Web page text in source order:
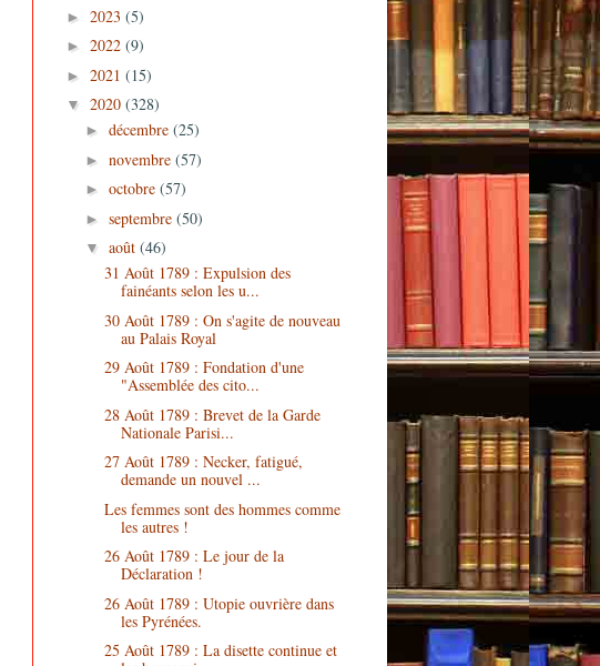
► 2023 (5)
► 2022 (9)
► 2021 (15)
▼ 2020 (328)
► décembre (25)
► novembre (57)
► octobre (57)
► septembre (50)
▼ août (46)
31 Août 1789 : Expulsion des
fainéants selon les u...
30 Août 1789 : On s'agite de nouveau
au Palais Royal
29 Août 1789 : Fondation d'une
"Assemblée des cito...
28 Août 1789 : Brevet de la Garde
Nationale Parisi...
27 Août 1789 : Necker, fatigué,
demande un nouvel ...
Les femmes sont des hommes comme
les autres !
26 Août 1789 : Le jour de la
Déclaration !
26 Août 1789 : Utopie ouvrière dans
les Pyrénées.
25 Août 1789 : La disette continue et